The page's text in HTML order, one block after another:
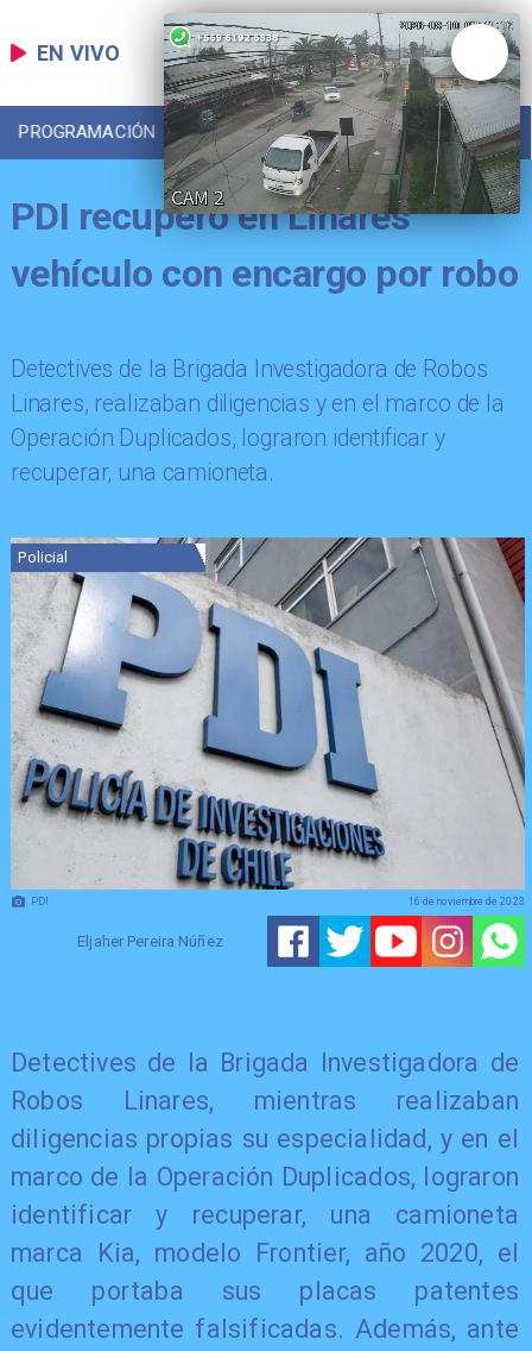
EN VIVO
PROGRAMACIÓN LOCAL DEPORTES
PDI recuperó en Linares
vehículo con encargo por robo
Detectives de la Brigada Investigadora de Robos
Linares, realizaban diligencias y en el marco de la
Operación Duplicados, lograron identificar y
recuperar, una camioneta.
PDI
Policial
Eljaher Pereira Núñez
16 de noviembre de 2023
​Detectives de la Brigada Investigadora de
Robos Linares, mientras realizaban
diligencias propias su especialidad, y en el
marco de la Operación Duplicados, lograron
identificar y recuperar, una camioneta
marca Kia, modelo Frontier, año 2020, el
que portaba sus placas patentes
evidentemente falsificadas. Además, ante